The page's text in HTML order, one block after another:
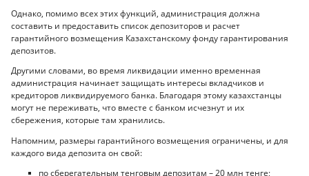
Однако, помимо всех этих функций, администрация должна
составить и предоставить список депозиторов и расчет
гарантийного возмещения Казахстанскому фонду гарантирования
депозитов.
Другими словами, во время ликвидации именно временная
администрация начинает защищать интересы вкладчиков и
кредиторов ликвидируемого банка. Благодаря этому казахстанцы
могут не переживать, что вместе с банком исчезнут и их
сбережения, которые там хранились.
Напомним, размеры гарантийного возмещения ограничены, и для
каждого вида депозита он свой:
по сберегательным тенговым депозитам – 20 млн тенге;